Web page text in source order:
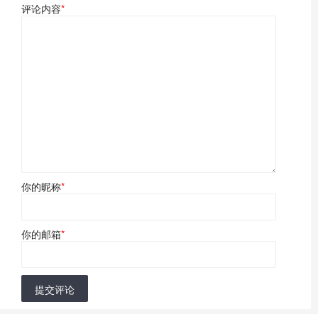
评论内容*
你的昵称*
你的邮箱*
提交评论